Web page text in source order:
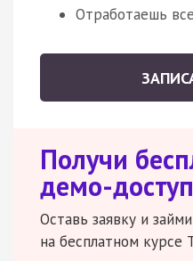
Отработаешь
Получи
демо-доступ
Оставь заявку и
на бесплатном курсе